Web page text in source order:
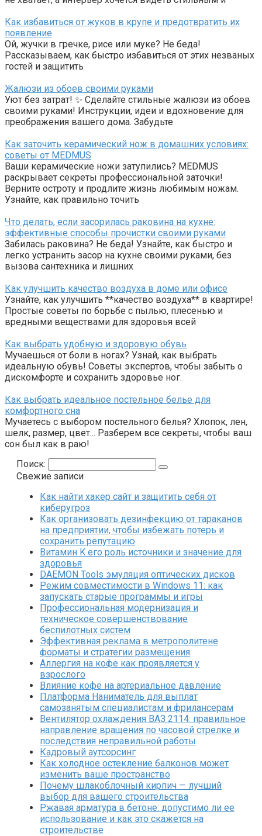
Как избавиться от жуков в крупе и предотвратить их
появление
Ой, жучки в гречке, рисе или муке? Не беда!
Рассказываем, как быстро избавиться от этих незваных
гостей и защитить
Жалюзи из обоев своими руками
Уют без затрат! ✨ Сделайте стильные жалюзи из обоев
своими руками! Инструкции, идеи и вдохновение для
преображения вашего дома. Забудьте
Как заточить керамический нож в домашних условиях:
советы от MEDMUS
Ваши керамические ножи затупились? MEDMUS
раскрывает секреты профессиональной заточки!
Верните остроту и продлите жизнь любимым ножам.
Узнайте, как правильно точить
Что делать, если засорилась раковина на кухне:
эффективные способы прочистки своими руками
Забилась раковина? Не беда! Узнайте, как быстро и
легко устранить засор на кухне своими руками, без
вызова сантехника и лишних
Как улучшить качество воздуха в доме или офисе
Узнайте, как улучшить **качество воздуха** в квартире!
Простые советы по борьбе с пылью, плесенью и
вредными веществами для здоровья всей
Как выбрать удобную и здоровую обувь
Мучаешься от боли в ногах? Узнай, как выбрать
идеальную обувь! Советы экспертов, чтобы забыть о
дискомфорте и сохранить здоровье ног.
Как выбрать идеальное постельное белье для
комфортного сна
Мучаетесь с выбором постельного белья? Хлопок, лен,
шелк, размер, цвет... Разберем все секреты, чтобы ваш
сон был как в раю!
Поиск:
Свежие записи
Как найти хакер сайт и защитить себя от
киберугроз
Как организовать дезинфекцию от тараканов
на предприятии, чтобы избежать потерь и
сохранить репутацию
Витамин K его роль источники и значение для
здоровья
DAEMON Tools эмуляция оптических дисков
Режим совместимости в Windows 11: как
запускать старые программы и игры
Профессиональная модернизация и
техническое совершенствование
беспилотных систем
Эффективная реклама в метрополитене
форматы и стратегии размещения
Аллергия на кофе как проявляется у
взрослого
Влияние кофе на артериальное давление
Платформа Наниматель для выплат
самозанятым специалистам и фрилансерам
Вентилятор охлаждения ВАЗ 2114: правильное
направление вращения по часовой стрелке и
последствия неправильной работы
Кадровый аутсорсинг
Как холодное остекление балконов может
изменить ваше пространство
Почему шлакоблочный кирпич — лучший
выбор для вашего строительства
Ржавая арматура в бетоне: допустимо ли ее
использование и как это скажется на
строительстве